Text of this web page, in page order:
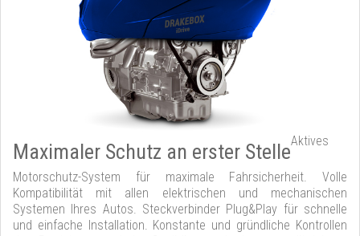
Maximaler Schutz an erster StelleAktives
Motorschutz-System für maximale Fahrsicherheit. Volle
Kompatibilität mit allen elektrischen und mechanischen
Systemen Ihres Autos. Steckverbinder Plug&Play für schnelle
und einfache Installation. Konstante und gründliche Kontrollen